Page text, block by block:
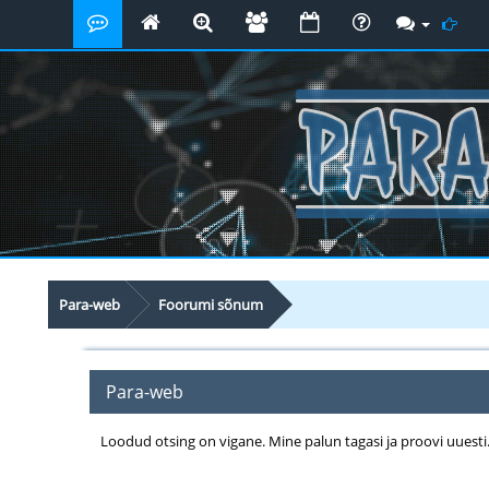
Para-web Foorumi sõnum
Para-web
Loodud otsing on vigane. Mine palun tagasi ja proovi uuesti.